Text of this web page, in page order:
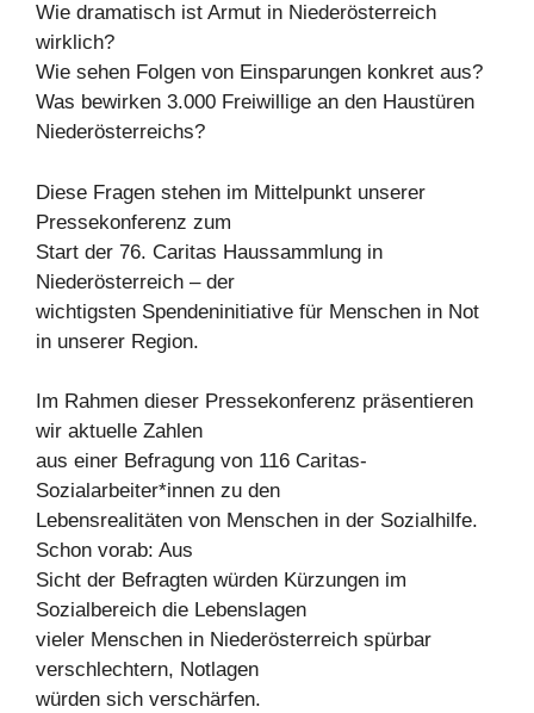
Wie dramatisch ist Armut in Niederösterreich
wirklich?
Wie sehen Folgen von Einsparungen konkret aus?
Was bewirken 3.000 Freiwillige an den Haustüren
Niederösterreichs?
Diese Fragen stehen im Mittelpunkt unserer
Pressekonferenz zum
Start der 76. Caritas Haussammlung in
Niederösterreich – der
wichtigsten Spendeninitiative für Menschen in Not
in unserer Region.
Im Rahmen dieser Pressekonferenz präsentieren
wir aktuelle Zahlen
aus einer Befragung von 116 Caritas-
Sozialarbeiter*innen zu den
Lebensrealitäten von Menschen in der Sozialhilfe.
Schon vorab: Aus
Sicht der Befragten würden Kürzungen im
Sozialbereich die Lebenslagen
vieler Menschen in Niederösterreich spürbar
verschlechtern, Notlagen
würden sich verschärfen.